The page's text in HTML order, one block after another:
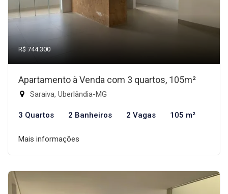
R$ 744.300
Apartamento à Venda com 3 quartos, 105m²
Saraiva, Uberlândia-MG
3 Quartos 2 Banheiros 2 Vagas 105 m²
Mais informações